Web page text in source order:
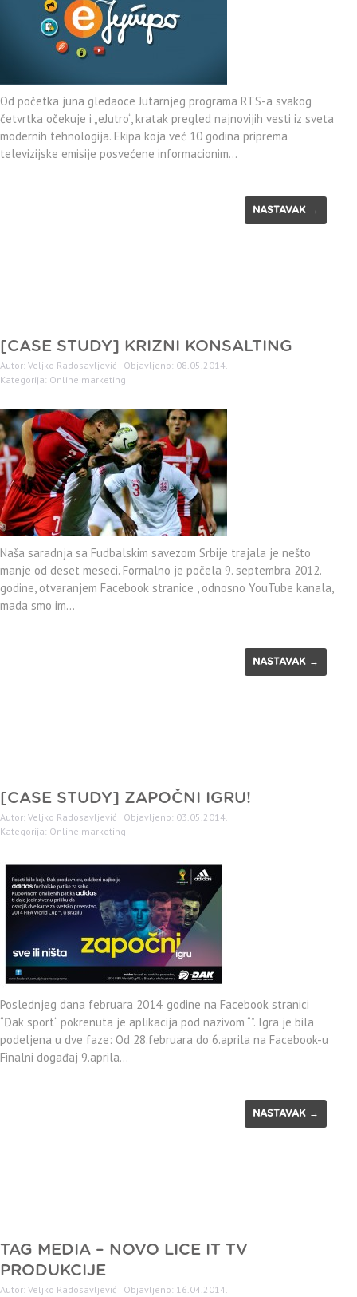
Od početka juna gledaoce Jutarnjeg programa RTS-a svakog
četvrtka očekuje i „eJutro“, kratak pregled najnovijih vesti iz sveta
modernih tehnologija. Ekipa koja već 10 godina priprema
televizijske emisije posvećene informacionim…
NASTAVAK →
[CASE STUDY] KRIZNI KONSALTING
Autor: Veljko Radosavljević | Objavljeno: 08.05.2014.
Kategorija: Online marketing
Naša saradnja sa Fudbalskim savezom Srbije trajala je nešto
manje od deset meseci. Formalno je počela 9. septembra 2012.
godine, otvaranjem Facebook stranice , odnosno YouTube kanala,
mada smo im…
NASTAVAK →
[CASE STUDY] ZAPOČNI IGRU!
Autor: Veljko Radosavljević | Objavljeno: 03.05.2014.
Kategorija: Online marketing
Poslednjeg dana februara 2014. godine na Facebook stranici
“Đak sport“ pokrenuta je aplikacija pod nazivom “”. Igra je bila
podeljena u dve faze: Od 28.februara do 6.aprila na Facebook-u
Finalni događaj 9.aprila…
NASTAVAK →
TAG MEDIA – NOVO LICE IT TV
PRODUKCIJE
Autor: Veljko Radosavljević | Objavljeno: 16.04.2014.